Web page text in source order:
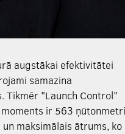
augstākai efektivitātei
samazina
Tikmēr "Launch Control"
ir 563 ņūtonmetri
maksimālais ātrums, ko